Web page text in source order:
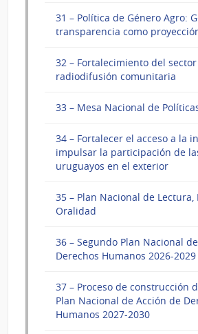
31 – Política de Género Agro:
transparencia como
32 – Fortalecimiento del
radiodifusión comunitaria
33 – Mesa Nacional de
34 – Fortalecer el acceso a la
impulsar la participación de
uruguayos en el exterior
35 – Plan Nacional de Lectura,
Oralidad
36 – Segundo Plan Nacional
Derechos Humanos 2026-2029
37 – Proceso de construcción
Plan Nacional de Acción de
Humanos 2027-2030